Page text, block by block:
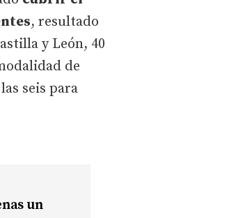
, resultado
y León, 40
de
seis para
un